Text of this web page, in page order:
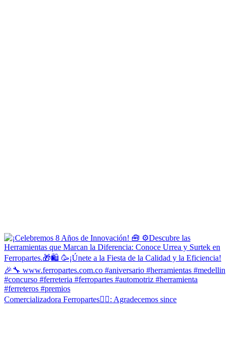
Comercializadora Ferropartes✍🏻: Agradecemos since